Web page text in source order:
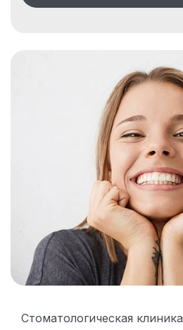
Стоматологическая